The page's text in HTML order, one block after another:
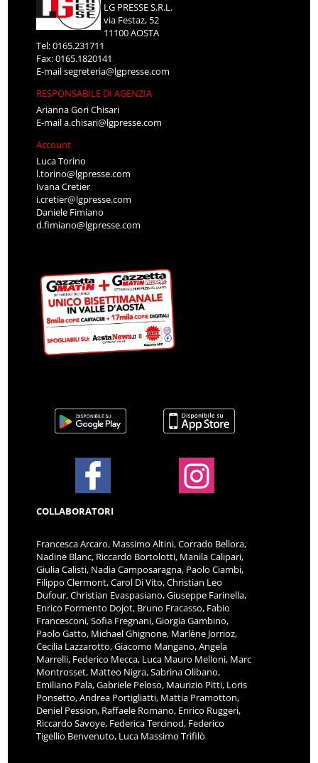
LG PRESSE S.R.L.
via Festaz, 52
11100 AOSTA
Tel: 0165.231711
Fax: 0165.1820141
E-mailsegreteria@lgpresse.com
RESPONSABILE DI AGENZIA
Arianna Gori Chisari
E-maila.chisari@lgpresse.com
Account
Luca Torino
l.torino@lgpresse.com
Ivana Cretier
i.cretier@lgpresse.com
Daniele Fimiano
d.fimiano@lgpresse.com
COLLABORATORI
Francesca Arcaro, Massimo Altini, Corrado Bellora,
Nadine Blanc, Riccardo Bortolotti, Manila Calipari,
Giulia Calisti, Nadia Camposaragna, Paolo Ciambi,
Filippo Clermont, Carol Di Vito, Christian Leo
Dufour, Christian Evaspasiano, Giuseppe Farinella,
Enrico Formento Dojot, Bruno Fracasso, Fabio
Francesconi, Sofia Fregnani, Giorgia Gambino,
Paolo Gatto, Michael Ghignone, Marlène Jorrioz,
Cecilia Lazzarotto, Giacomo Mangano, Angela
Marrelli, Federico Mecca, Luca Mauro Melloni, Marc
Montrosset, Matteo Nigra, Sabrina Olibano,
Emiliano Pala, Gabriele Peloso, Maurizio Pitti, Loris
Ponsetto, Andrea Portigliatti, Mattia Pramotton,
Deniel Pession, Raffaele Romano, Enrico Ruggeri,
Riccardo Savoye, Federica Tercinod, Federico
Tigellio Benvenuto, Luca Massimo Trifilò